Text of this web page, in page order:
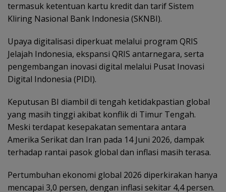
termasuk ketentuan kartu kredit dan tarif Sistem
Kliring Nasional Bank Indonesia (SKNBI).
Upaya digitalisasi diperkuat melalui program QRIS
Jelajah Indonesia, ekspansi QRIS antarnegara, serta
pengembangan inovasi digital melalui Pusat Inovasi
Digital Indonesia (PIDI).
Keputusan BI diambil di tengah ketidakpastian global
yang masih tinggi akibat konflik di Timur Tengah.
Meski terdapat kesepakatan sementara antara
Amerika Serikat dan Iran pada 14 Juni 2026, dampak
terhadap rantai pasok global dan inflasi masih terasa.
Pertumbuhan ekonomi global 2026 diperkirakan hanya
mencapai 3,0 persen, dengan inflasi sekitar 4,4 persen.